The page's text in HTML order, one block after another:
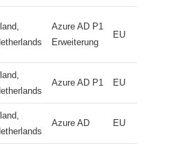
Azure AD P1
Erweiterung
EU
Azure AD P1 EU
Azure AD EU